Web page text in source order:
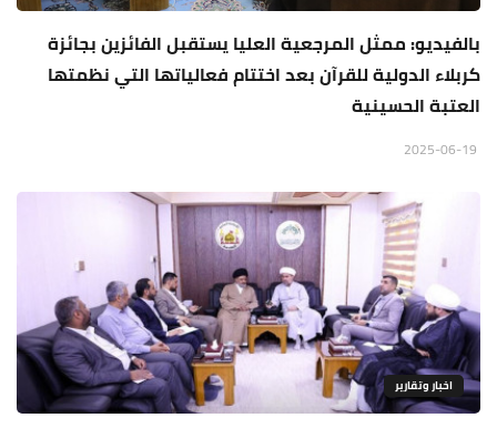
بالفيديو: ممثل المرجعية العليا يستقبل الفائزين بجائزة
كربلاء الدولية للقرآن بعد اختتام فعالياتها التي نظمتها
العتبة الحسينية
اخبار وتقارير